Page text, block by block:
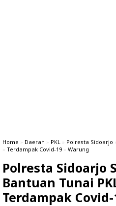
Home » Daerah » PKL » Polresta Sidoarjo
» Terdampak Covid-19 » Warung
Polresta Sidoarjo
Bantuan Tunai
Terdampak Covid-